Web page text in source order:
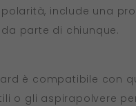
include una
parte di chiunque.
è compatibile con
o gli aspirapolvere